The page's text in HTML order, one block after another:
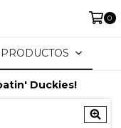
0
PRODUCTOS
Duckies!